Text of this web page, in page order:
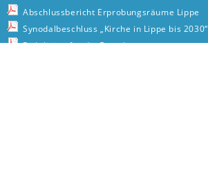
Abschlussbericht Erprobungsräume Lippe
Synodalbeschluss „Kirche in Lippe bis 2030“
Richtlinien für die Erprobungsräume